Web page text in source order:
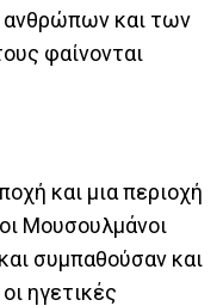
ανθρώπων και των
φαίνονται
και μια περιοχή
Μουσουλμάνοι
συμπαθούσαν και
ηγετικές